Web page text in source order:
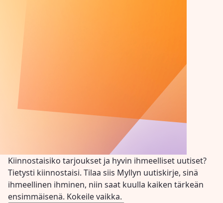
Kiinnostaisiko tarjoukset ja hyvin ihmeelliset uutiset?
Tietysti kiinnostaisi. Tilaa siis Myllyn uutiskirje, sinä
ihmeellinen ihminen, niin saat kuulla kaiken tärkeän
ensimmäisenä. Kokeile vaikka.